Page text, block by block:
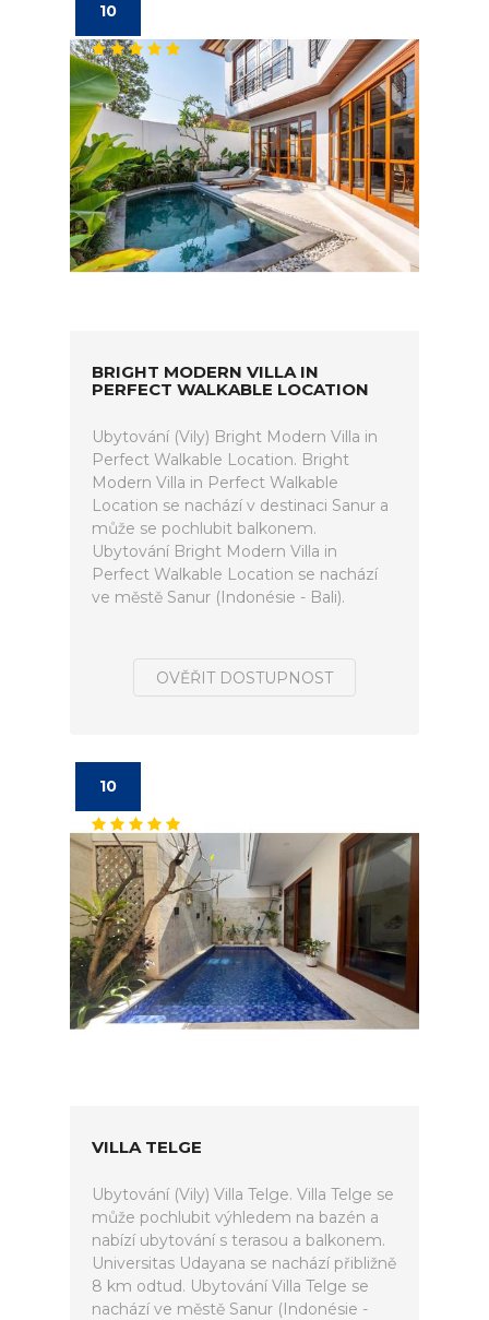
10
BRIGHT MODERN VILLA IN
PERFECT WALKABLE LOCATION
Ubytování (Vily) Bright Modern Villa in
Perfect Walkable Location. Bright
Modern Villa in Perfect Walkable
Location se nachází v destinaci Sanur a
může se pochlubit balkonem.
Ubytování Bright Modern Villa in
Perfect Walkable Location se nachází
ve městě Sanur (Indonésie - Bali).
OVĚŘIT DOSTUPNOST
10
VILLA TELGE
Ubytování (Vily) Villa Telge. Villa Telge se
může pochlubit výhledem na bazén a
nabízí ubytování s terasou a balkonem.
Universitas Udayana se nachází přibližně
8 km odtud. Ubytování Villa Telge se
nachází ve městě Sanur (Indonésie -